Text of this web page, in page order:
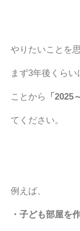
やりたいことを
まず3年後くら
ことから 「2025
てください。
例えば、
・子ども部屋を